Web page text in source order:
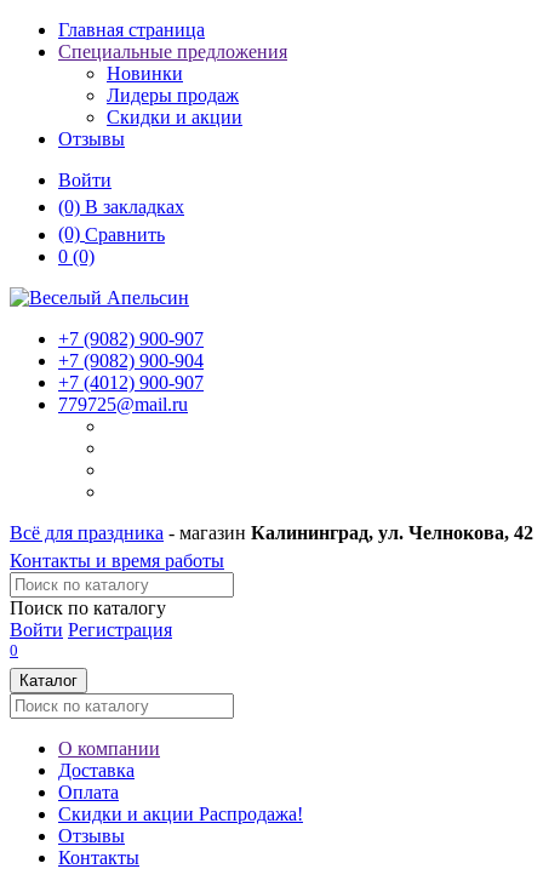
Главная страница
Специальные предложения
Новинки
Лидеры продаж
Скидки и акции
Отзывы
Войти
(0) В закладках
(0) Сравнить
0 (0)
+7 (9082) 900-907
+7 (9082) 900-904
+7 (4012) 900-907
779725@mail.ru
Всё для праздника - магазин Калининград, ул. Челнокова, 42
Контакты и время работы
Поиск по каталогу
Войти Регистрация
0
Каталог
О компании
Доставка
Оплата
Скидки и акции Распродажа!
Отзывы
Контакты